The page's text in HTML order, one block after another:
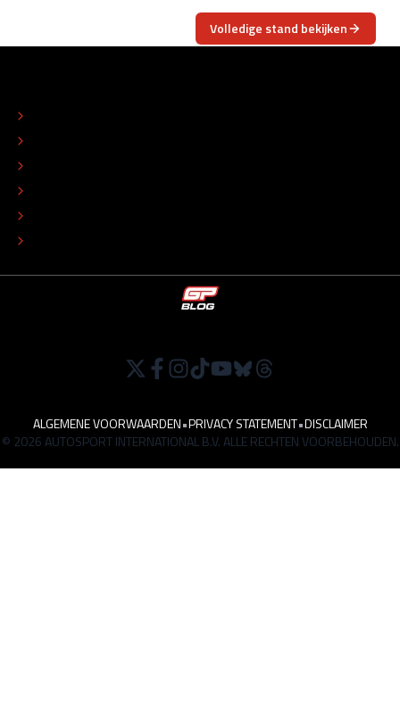
Volledige stand bekijken
ALGEMENE VOORWAARDEN•PRIVACY STATEMENT•DISCLAIMER
© 2026 AUTOSPORT INTERNATIONAL B.V. ALLE RECHTEN VOORBEHOUDEN.